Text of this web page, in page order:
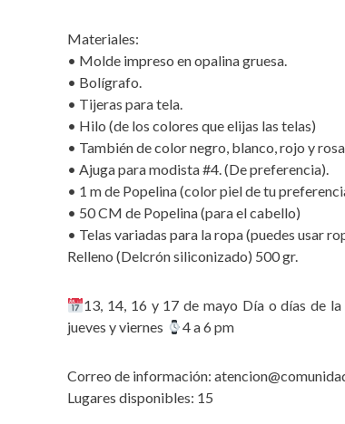
Materiales:
• Molde impreso en opalina gruesa.
• Bolígrafo.
• Tijeras para tela.
• Hilo (de los colores que elijas las telas)
• También de color negro, blanco, rojo y
• Ajuga para modista #4. (De preferencia).
• 1 m de Popelina (color piel de tu
• 50 CM de Popelina (para el cabello)
• Telas variadas para la ropa (puedes usar
Relleno (Delcrón siliconizado) 500 gr.
13, 14, 16 y 17 de mayo Día o días de
jueves y viernes
4 a 6 pm
Correo de información:
Lugares disponibles: 15